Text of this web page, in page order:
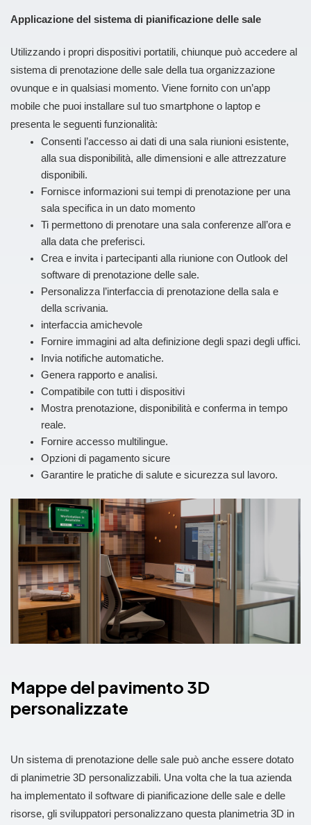
Applicazione del sistema di pianificazione delle sale
Utilizzando i propri dispositivi portatili, chiunque può accedere al
sistema di prenotazione delle sale della tua organizzazione
ovunque e in qualsiasi momento. Viene fornito con un’app
mobile che puoi installare sul tuo smartphone o laptop e
presenta le seguenti funzionalità:
Consenti l’accesso ai dati di una sala riunioni esistente,
alla sua disponibilità, alle dimensioni e alle attrezzature
disponibili.
Fornisce informazioni sui tempi di prenotazione per una
sala specifica in un dato momento
Ti permettono di prenotare una sala conferenze all’ora e
alla data che preferisci.
Crea e invita i partecipanti alla riunione con Outlook del
software di prenotazione delle sale.
Personalizza l’interfaccia di prenotazione della sala e
della scrivania.
interfaccia amichevole
Fornire immagini ad alta definizione degli spazi degli uffici.
Invia notifiche automatiche.
Genera rapporto e analisi.
Compatibile con tutti i dispositivi
Mostra prenotazione, disponibilità e conferma in tempo
reale.
Fornire accesso multilingue.
Opzioni di pagamento sicure
Garantire le pratiche di salute e sicurezza sul lavoro.
Mappe del pavimento 3D
personalizzate
Un sistema di prenotazione delle sale può anche essere dotato
di planimetrie 3D personalizzabili. Una volta che la tua azienda
ha implementato il software di pianificazione delle sale e delle
risorse, gli sviluppatori personalizzano questa planimetria 3D in